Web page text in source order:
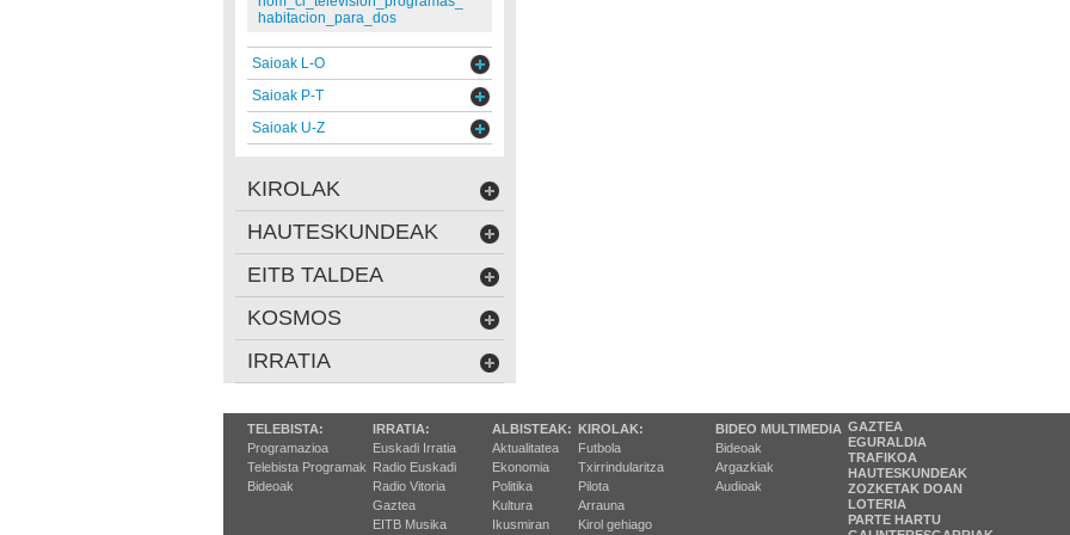
habitacion_para_dos
Saioak L-O
Saioak P-T
Saioak U-Z
KIROLAK
HAUTESKUNDEAK
EITB TALDEA
KOSMOS
IRRATIA
TELEBISTA:
Programazioa
Telebista Programak
Bideoak
IRRATIA:
Euskadi Irratia
Radio Euskadi
Radio Vitoria
Gaztea
EITB Musika
ALBISTEAK:
Aktualitatea
Ekonomia
Politika
Kultura
Ikusmiran
KIROLAK:
Futbola
Txirrindularitza
Pilota
Arrauna
Kirol gehiago
BIDEO MULTIMEDIA
Bideoak
Argazkiak
Audioak
GAZTEA
EGURALDIA
TRAFIKOA
HAUTESKUNDEAK
ZOZKETAK DOAN
LOTERIA
PARTE HARTU